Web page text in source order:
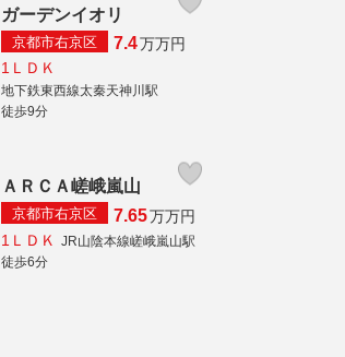
ガーデンイオリ
京都市右京区 7.4万万円
1ＬＤＫ
地下鉄東西線太秦天神川駅
徒歩9分
ＡＲＣＡ嵯峨嵐山
京都市右京区 7.65万万円
1ＬＤＫ
JR山陰本線嵯峨嵐山駅
徒歩6分